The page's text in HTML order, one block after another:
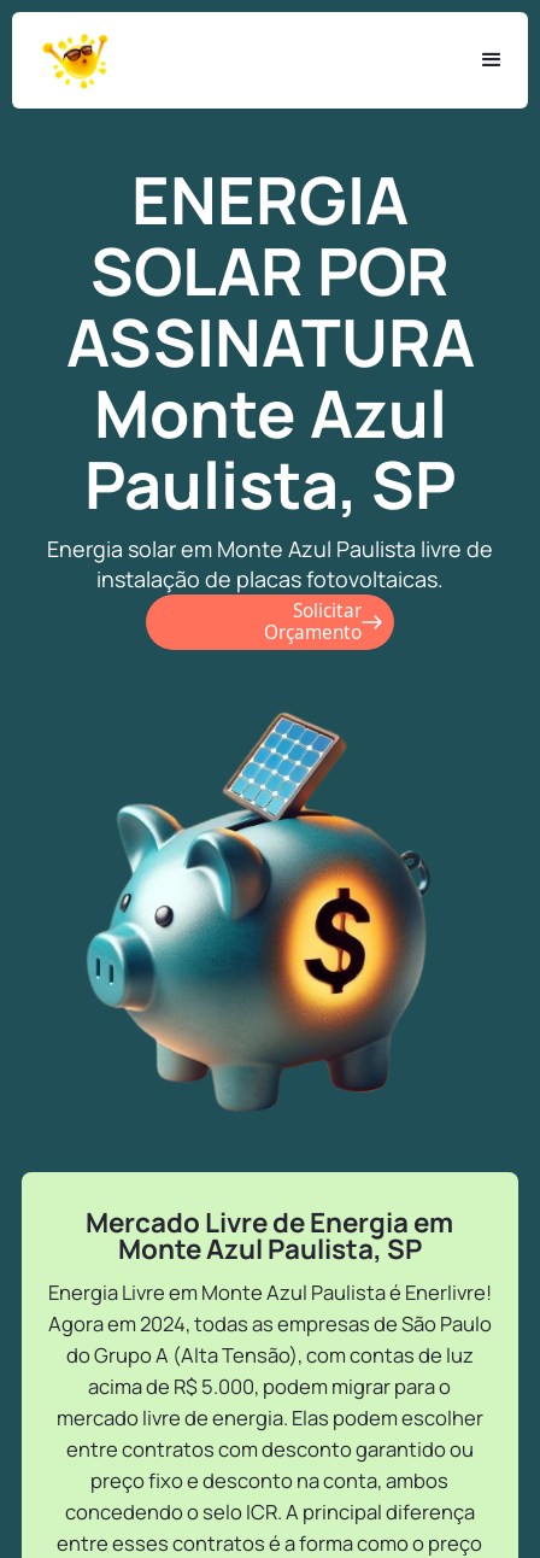
ENERGIA
SOLAR POR
ASSINATURA
Monte Azul
Paulista, SP
Energia solar em Monte Azul Paulista livre de
instalação de placas fotovoltaicas.
Solicitar
Orçamento
Mercado Livre de Energia em
Monte Azul Paulista, SP
Energia Livre em Monte Azul Paulista é Enerlivre!
Agora em 2024, todas as empresas de São Paulo
do Grupo A (Alta Tensão), com contas de luz
acima de R$ 5.000, podem migrar para o
mercado livre de energia. Elas podem escolher
entre contratos com desconto garantido ou
preço fixo e desconto na conta, ambos
concedendo o selo ICR. A principal diferença
entre esses contratos é a forma como o preço